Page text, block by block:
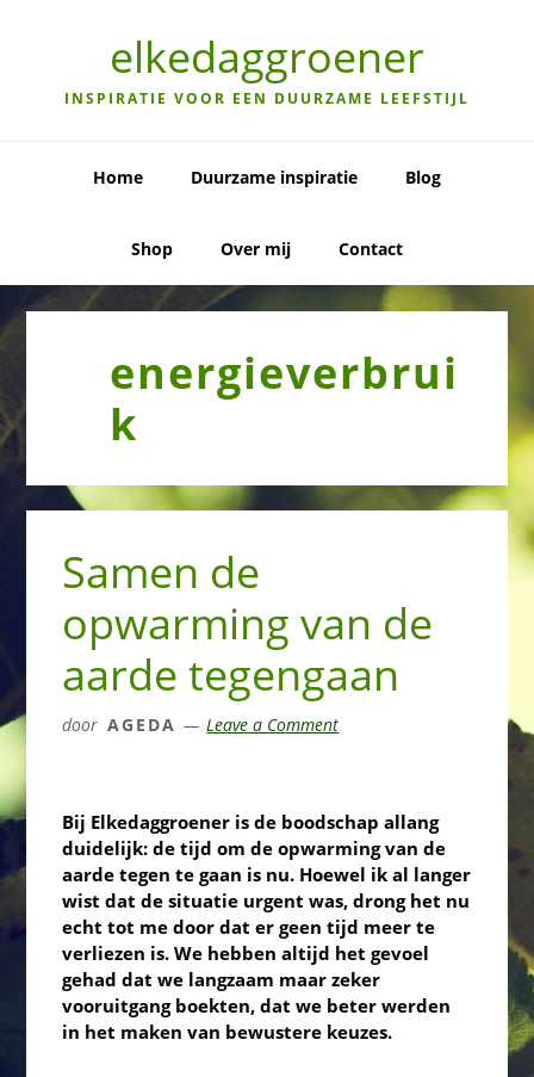
navigation
elkedaggroener
INSPIRATIE VOOR EEN DUURZAME LEEFSTIJL
Home Duurzame inspiratie Blog
Shop Over mij Contact
energieverbrui
k
Samen de
opwarming van de
aarde tegengaan
door AGEDA Leave a Comment
Bij Elkedaggroener is de boodschap allang
duidelijk: de tijd om de opwarming van de
aarde tegen te gaan is nu. Hoewel ik al langer
wist dat de situatie urgent was, drong het nu
echt tot me door dat er geen tijd meer te
verliezen is. We hebben altijd het gevoel
gehad dat we langzaam maar zeker
vooruitgang boekten, dat we beter werden
in het maken van bewustere keuzes.